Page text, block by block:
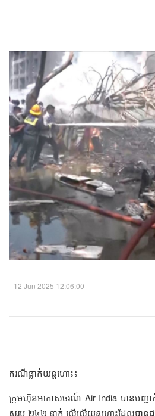
12 Jun 2025 12:06:00
ករណីធ្លាក់យន្តហោះ៖
ក្រុមហ៊ុនអាកាសចរណ៍ Air India បានបញ្ជា
សរុប ២៤២ នាក់ លើលើយន្តហោះដែលបានជួ